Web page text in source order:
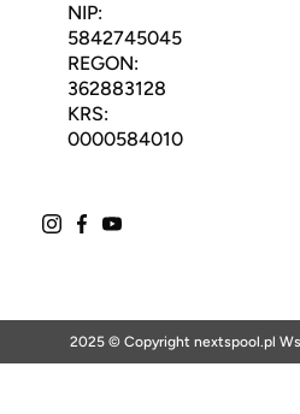
NIP:
5842745045
REGON:
362883128
KRS:
0000584010